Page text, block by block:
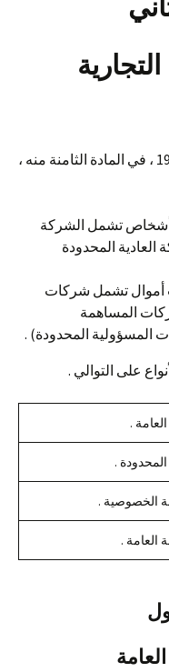
الشركات رقم 12 لسنة 1964 ، في المادة الثامنة منه ،
أشخاص تشمل الشركة
العادية المحدودة
تشمل شركات
المساهمة
المسؤولية المحدودة) .
على التوالي .
.
.
الخصوصية .
العامة .